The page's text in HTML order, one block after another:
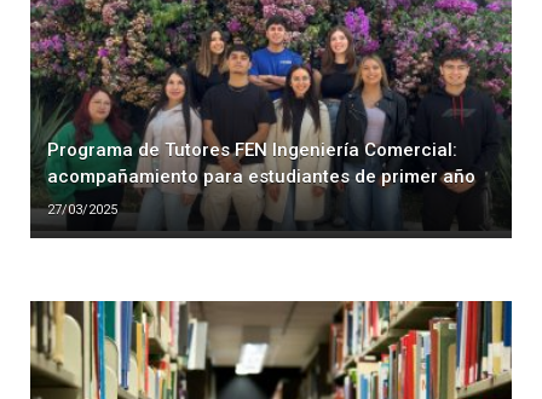
Programa de Tutores FEN Ingeniería Comercial:
acompañamiento para estudiantes de primer año
27/03/2025